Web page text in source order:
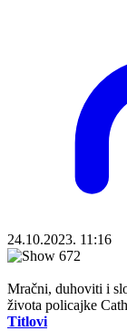
24.10.2023. 11:16
Mračni, duhoviti i
života policajke
Titlovi